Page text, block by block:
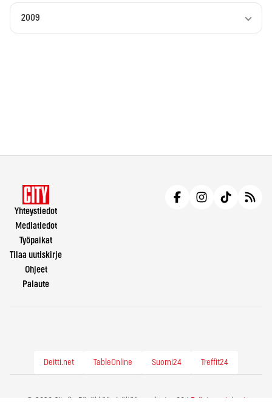
2009
Yhteystiedot
Mediatiedot
Työpaikat
Tilaa uutiskirje
Ohjeet
Palaute
Deitti.net TableOnline Suomi24 Treffit24